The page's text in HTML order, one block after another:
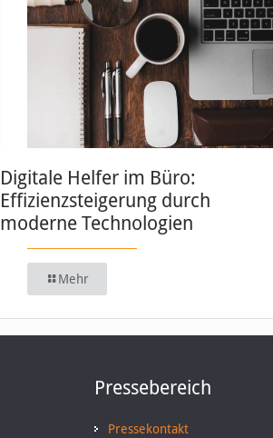
Digitale Helfer im Büro:
Effizienzsteigerung durch
moderne Technologien
Mehr
Pressebereich
Pressekontakt